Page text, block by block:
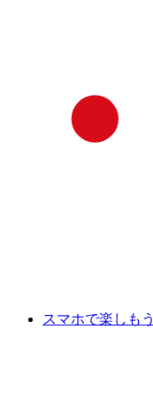
スマホで楽しもう